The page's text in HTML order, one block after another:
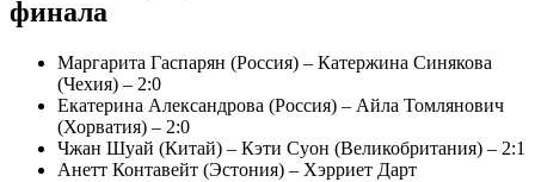
финала
Маргарита Гаспарян (Россия) – Катержина Синякова
(Чехия) – 2:0
Екатерина Александрова (Россия) – Айла Томлянович
(Хорватия) – 2:0
Чжан Шуай (Китай) – Кэти Суон (Великобритания) – 2:1
Анетт Контавейт (Эстония) – Хэрриет Дарт